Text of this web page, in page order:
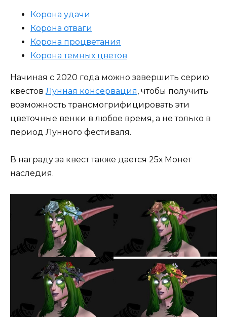
Корона удачи
Корона отваги
Корона процветания
Корона темных цветов
Начиная с 2020 года можно завершить серию
квестов Лунная консервация, чтобы получить
возможность трансмогрифицировать эти
цветочные венки в любое время, а не только в
период Лунного фестиваля.
В награду за квест также дается 25х Монет
наследия.